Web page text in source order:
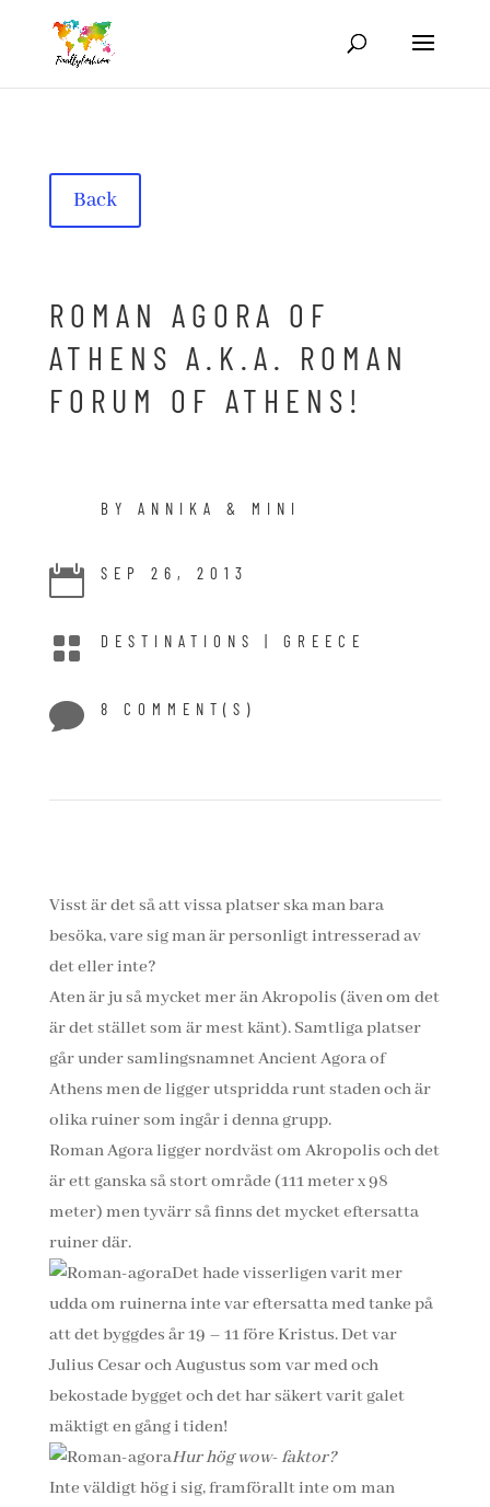
Back
ROMAN AGORA OF
ATHENS A.K.A. ROMAN
FORUM OF ATHENS!
BY ANNIKA & MINI
 SEP 26, 2013
 DESTINATIONS | GREECE
 8 COMMENT(S)
Visst är det så att vissa platser ska man bara
besöka, vare sig man är personligt intresserad av
det eller inte?
Aten är ju så mycket mer än Akropolis (även om det
är det stället som är mest känt). Samtliga platser
går under samlingsnamnet Ancient Agora of
Athens men de ligger utspridda runt staden och är
olika ruiner som ingår i denna grupp.
Roman Agora ligger nordväst om Akropolis och det
är ett ganska så stort område (111 meter x 98
meter) men tyvärr så finns det mycket eftersatta
ruiner där.
Det hade visserligen varit mer
udda om ruinerna inte var eftersatta med tanke på
att det byggdes år 19 – 11 före Kristus. Det var
Julius Cesar och Augustus som var med och
bekostade bygget och det har säkert varit galet
mäktigt en gång i tiden!
Hur hög wow- faktor?
Inte väldigt hög i sig, framförallt inte om man